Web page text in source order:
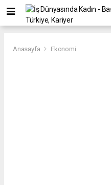
Anasayfa Ekonomi